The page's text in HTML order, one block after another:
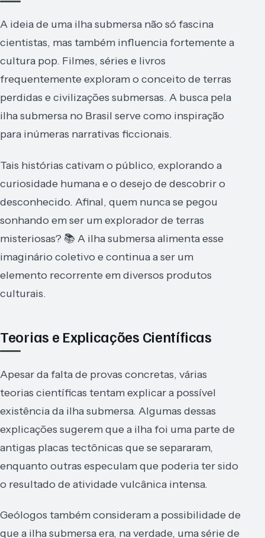
A ideia de uma ilha submersa não só fascina
cientistas, mas também influencia fortemente a
cultura pop. Filmes, séries e livros
frequentemente exploram o conceito de terras
perdidas e civilizações submersas. A busca pela
ilha submersa no Brasil serve como inspiração
para inúmeras narrativas ficcionais.
Tais histórias cativam o público, explorando a
curiosidade humana e o desejo de descobrir o
desconhecido. Afinal, quem nunca se pegou
sonhando em ser um explorador de terras
misteriosas? 📚 A ilha submersa alimenta esse
imaginário coletivo e continua a ser um
elemento recorrente em diversos produtos
culturais.
Teorias e Explicações Científicas
Apesar da falta de provas concretas, várias
teorias científicas tentam explicar a possível
existência da ilha submersa. Algumas dessas
explicações sugerem que a ilha foi uma parte de
antigas placas tectônicas que se separaram,
enquanto outras especulam que poderia ter sido
o resultado de atividade vulcânica intensa.
Geólogos também consideram a possibilidade de
que a ilha submersa era, na verdade, uma série de